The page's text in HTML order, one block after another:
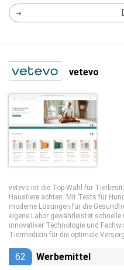
vetevo
vetevo ist die Top-Wahl für
Haustiere achten. Mit Tests für
moderne Lösungen für die
eigene Labor gewährleistet
innovativer Technologie und
Tiermedizin für die optimale
62 Werbemittel